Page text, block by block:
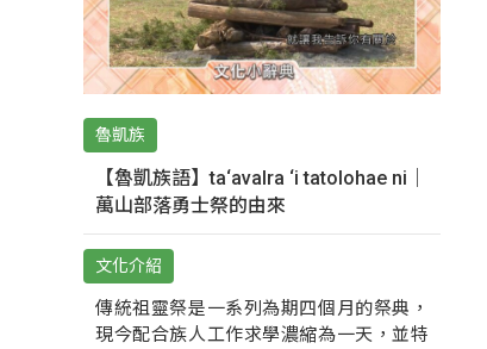
魯凱族
【魯凱族語】ta‘avalra ‘i tatolohae ni｜
萬山部落勇士祭的由來
文化介紹
傳統祖靈祭是一系列為期四個月的祭典，
現今配合族人工作求學濃縮為一天，並特